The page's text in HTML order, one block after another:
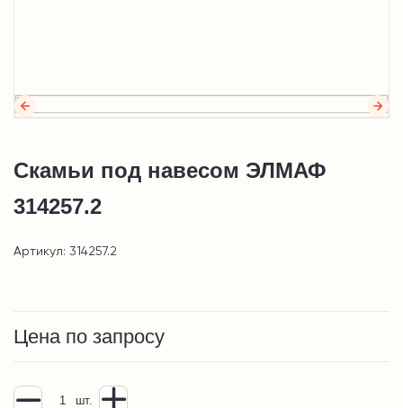
Скамьи под навесом ЭЛМАФ
314257.2
Артикул: 314257.2
Цена по запросу
шт.